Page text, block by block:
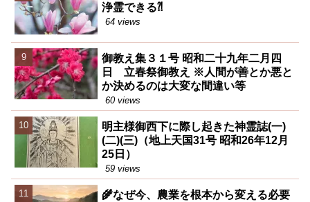
浄霊できる⁈
64 views
御教え集３１号 昭和二十九年二月四
日 立春祭御教え ※人間が善とか悪と
か決めるのは大変な間違い等
60 views
明主様御西下に際し起きた神霊誌(一)
(二)(三)（地上天国31号 昭和26年12月
25日）
59 views
🌾なぜ今、農業を根本から変える必要